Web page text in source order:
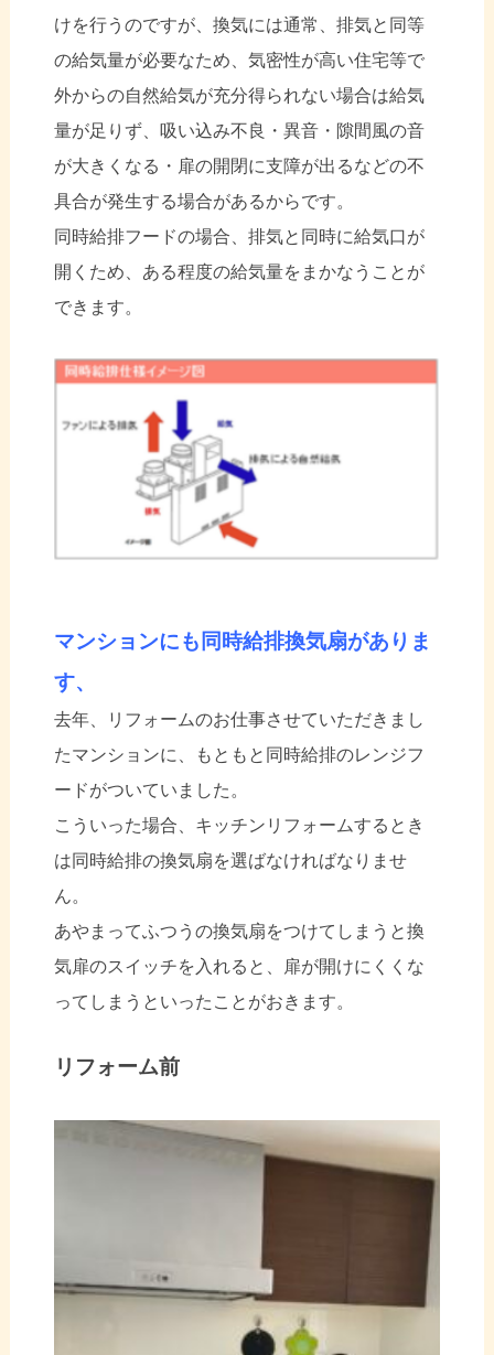
けを行うのですが、換気には通常、排気と同等
の給気量が必要なため、気密性が高い住宅等で
外からの自然給気が充分得られない場合は給気
量が足りず、吸い込み不良・異音・隙間風の音
が大きくなる・扉の開閉に支障が出るなどの不
具合が発生する場合があるからです。
同時給排フードの場合、排気と同時に給気口が
開くため、ある程度の給気量をまかなうことが
できます。
マンションにも同時給排換気扇がありま
す、
去年、リフォームのお仕事させていただきまし
たマンションに、もともと同時給排のレンジフ
ードがついていました。
こういった場合、キッチンリフォームするとき
は同時給排の換気扇を選ばなければなりませ
ん。
あやまってふつうの換気扇をつけてしまうと換
気扉のスイッチを入れると、扉が開けにくくな
ってしまうといったことがおきます。
リフォーム前